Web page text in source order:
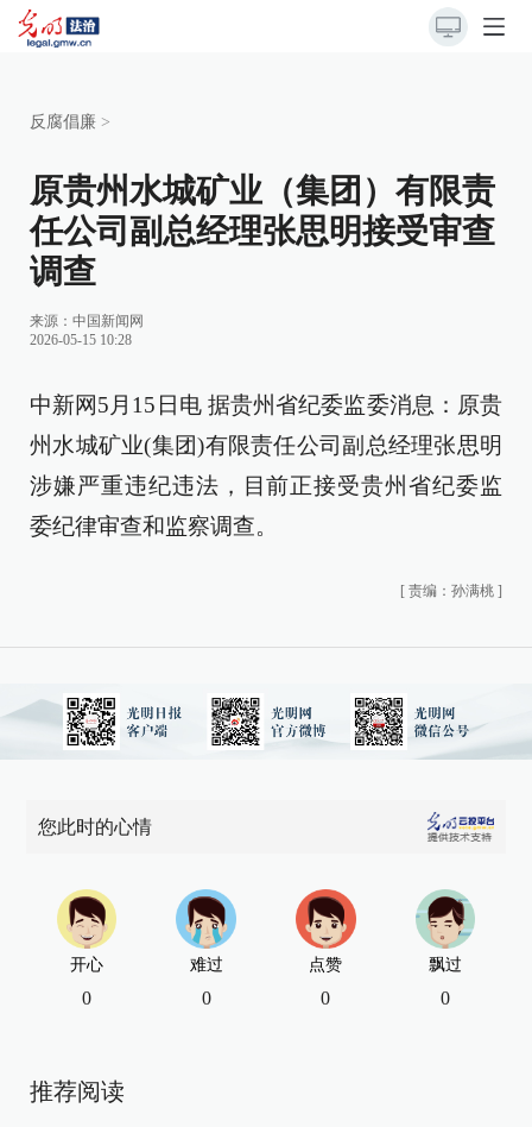
反腐倡廉 >
原贵州水城矿业（集团）有限责
任公司副总经理张思明接受审查
调查
来源： 中国新闻网
2026-05-15 10:28
中新网5月15日电 据贵州省纪委监委消息：原贵
州水城矿业(集团)有限责任公司副总经理张思明
涉嫌严重违纪违法，目前正接受贵州省纪委监
委纪律审查和监察调查。
[ 责编：孙满桃 ]
您此时的心情
开心
0
难过
0
点赞
0
飘过
0
推荐阅读